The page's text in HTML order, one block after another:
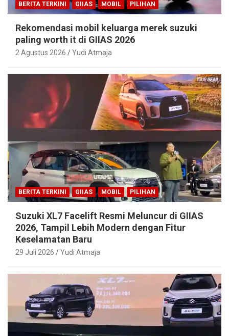
BERITA TERKINI GIIAS MOBIL PILIHAN
Rekomendasi mobil keluarga merek suzuki
paling worth it di GIIAS 2026
2 Agustus 2026 Yudi Atmaja
BERITA TERKINI GIIAS MOBIL PILIHAN
Suzuki XL7 Facelift Resmi Meluncur di GIIAS
2026, Tampil Lebih Modern dengan Fitur
Keselamatan Baru
29 Juli 2026 Yudi Atmaja